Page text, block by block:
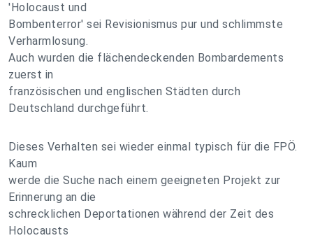
'Holocaust und
Bombenterror' sei Revisionismus pur und schlimmste
Verharmlosung.
Auch wurden die flächendeckenden Bombardements
zuerst in
französischen und englischen Städten durch
Deutschland durchgeführt.
Dieses Verhalten sei wieder einmal typisch für die FPÖ.
Kaum
werde die Suche nach einem geeigneten Projekt zur
Erinnerung an die
schrecklichen Deportationen während der Zeit des
Holocausts